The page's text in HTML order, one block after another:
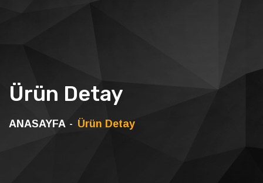
Ürün Detay
ANASAYFA Ürün Detay